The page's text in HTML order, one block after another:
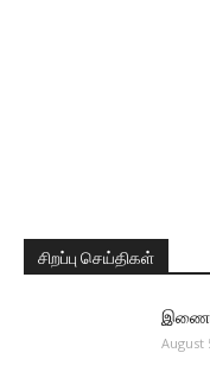
சிறப்பு செய்திகள்
August